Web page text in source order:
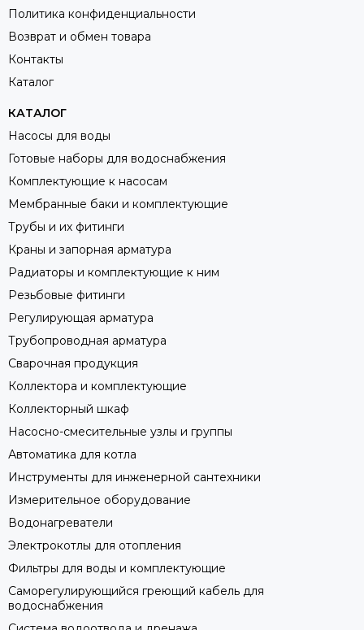
Политика конфиденциальности
Возврат и обмен товара
Контакты
Каталог
КАТАЛОГ
Насосы для воды
Готовые наборы для водоснабжения
Комплектующие к насосам
Мембранные баки и комплектующие
Трубы и их фитинги
Краны и запорная арматура
Радиаторы и комплектующие к ним
Резьбовые фитинги
Регулирующая арматура
Трубопроводная арматура
Сварочная продукция
Коллектора и комплектующие
Коллекторный шкаф
Насосно-смесительные узлы и группы
Автоматика для котла
Инструменты для инженерной сантехники
Измерительное оборудование
Водонагреватели
Электрокотлы для отопления
Фильтры для воды и комплектующие
Саморегулирующийся греющий кабель для
водоснабжения